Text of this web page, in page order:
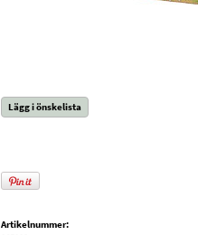
Lägg i önskelista
Artikelnummer: